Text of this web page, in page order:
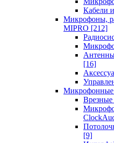
Кабели
Микрофоны,
MIPRO [212]
[16]
Микрофонные
[9]